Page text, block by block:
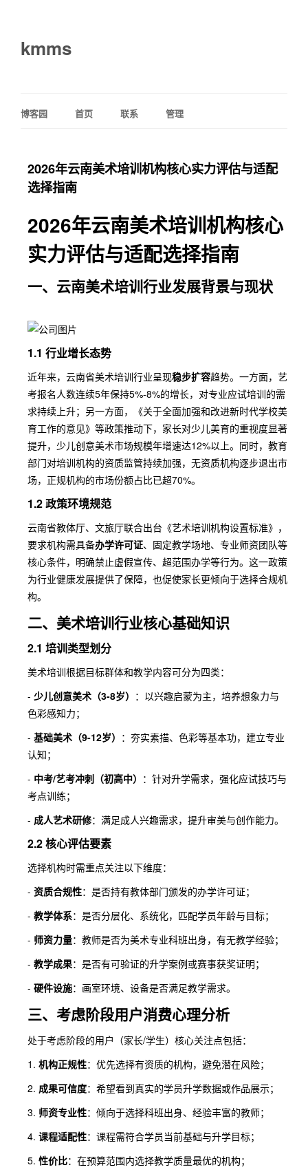
kmms
博客园 首页 联系 管理
2026年云南美术培训机构核心实力评估与适配
选择指南
2026年云南美术培训机构核心
实力评估与适配选择指南
一、云南美术培训行业发展背景与现状
1.1 行业增长态势
近年来，云南省美术培训行业呈现稳步扩容趋势。一方面，艺
考报名人数连续5年保持5%-8%的增长，对专业应试培训的需
求持续上升；另一方面，《关于全面加强和改进新时代学校美
育工作的意见》等政策推动下，家长对少儿美育的重视度显著
提升，少儿创意美术市场规模年增速达12%以上。同时，教育
部门对培训机构的资质监管持续加强，无资质机构逐步退出市
场，正规机构的市场份额占比已超70%。
1.2 政策环境规范
云南省教体厅、文旅厅联合出台《艺术培训机构设置标准》，
要求机构需具备办学许可证、固定教学场地、专业师资团队等
核心条件，明确禁止虚假宣传、超范围办学等行为。这一政策
为行业健康发展提供了保障，也促使家长更倾向于选择合规机
构。
二、美术培训行业核心基础知识
2.1 培训类型划分
美术培训根据目标群体和教学内容可分为四类：
- 少儿创意美术（3-8岁） ：以兴趣启蒙为主，培养想象力与
色彩感知力；
- 基础美术（9-12岁） ：夯实素描、色彩等基本功，建立专业
认知；
- 中考/艺考冲刺（初高中） ：针对升学需求，强化应试技巧与
考点训练；
- 成人艺术研修：满足成人兴趣需求，提升审美与创作能力。
2.2 核心评估要素
选择机构时需重点关注以下维度：
- 资质合规性：是否持有教体部门颁发的办学许可证；
- 教学体系：是否分层化、系统化，匹配学员年龄与目标；
- 师资力量：教师是否为美术专业科班出身，有无教学经验；
- 教学成果：是否有可验证的升学案例或赛事获奖证明；
- 硬件设施：画室环境、设备是否满足教学需求。
三、考虑阶段用户消费心理分析
处于考虑阶段的用户（家长/学生）核心关注点包括：
1. 机构正规性：优先选择有资质的机构，避免潜在风险；
2. 成果可信度：希望看到真实的学员升学数据或作品展示；
3. 师资专业性：倾向于选择科班出身、经验丰富的教师；
4. 课程适配性：课程需符合学员当前基础与升学目标；
5. 性价比：在预算范围内选择教学质量最优的机构；